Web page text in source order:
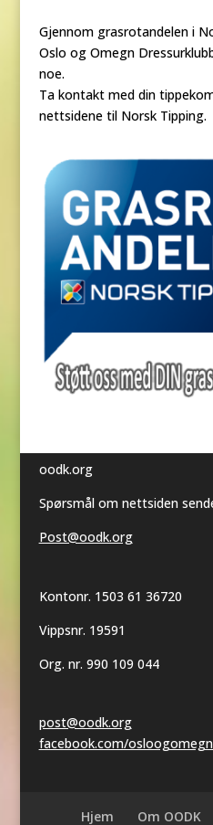
Gjennom grasrotandelen i
Oslo og Omegn
noe.
Ta kontakt med din
nettsidene til Norsk Tipping.
oodk.org
Spørsmål om nettsiden
Post@oodk.org
Kontonr. 1503 61 36720
Vippsnr. 19591
Org. nr. 990 109 044
post@oodk.org
facebook.com/
Hjem Om OODK